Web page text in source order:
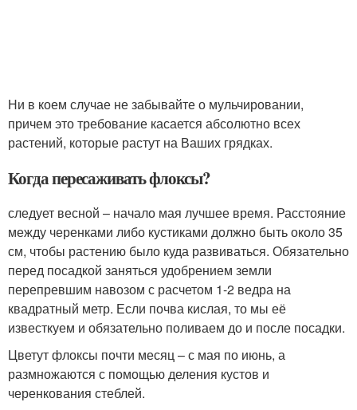
​Ни в коем случае не забывайте о мульчировании,
причем это требование касается абсолютно всех
растений, которые растут на Ваших грядках.​
Когда пересаживать флоксы?
​следует весной – начало мая лучшее время. Расстояние
между черенками либо кустиками должно быть около 35
см, чтобы растению было куда развиваться. Обязательно
перед посадкой заняться удобрением земли
перепревшим навозом с расчетом 1-2 ведра на
квадратный метр. Если почва кислая, то мы её
известкуем и обязательно поливаем до и после посадки.​
​Цветут флоксы почти месяц – с мая по июнь, а
размножаются с помощью деления кустов и
черенкования стеблей.​